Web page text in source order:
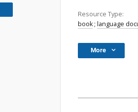
Resource Type:
book; language
More